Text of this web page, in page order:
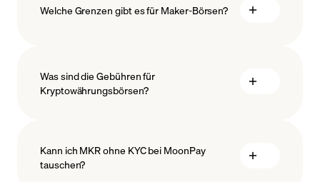
sichern
Welche Grenzen gibt es für Maker-Börsen?
Was sind die Gebühren für
Kryptowährungsbörsen?
Kann ich MKR ohne KYC bei MoonPay
tauschen?